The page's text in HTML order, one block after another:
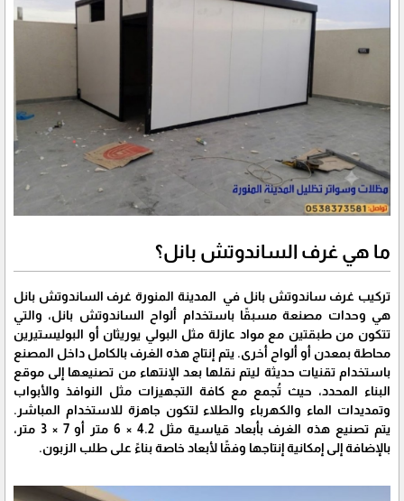
ما هي غرف الساندوتش بانل؟
تركيب غرف ساندوتش بانل في المدينة المنورة غرف الساندوتش بانل
هي وحدات مصنعة مسبقًا باستخدام ألواح الساندوتش بانل، والتي
تتكون من طبقتين مع مواد عازلة مثل البولي يوريثان أو البوليستيرين
محاطة بمعدن أو ألواح أخرى. يتم إنتاج هذه الغرف بالكامل داخل المصنع
باستخدام تقنيات حديثة ليتم نقلها بعد الإنتهاء من تصنيعها إلى موقع
البناء المحدد، حيث تُجمع مع كافة التجهيزات مثل النوافذ والأبواب
وتمديدات الماء والكهرباء والطلاء لتكون جاهزة للاستخدام المباشر.
يتم تصنيع هذه الغرف بأبعاد قياسية مثل 4.2 × 6 متر أو 7 × 3 متر،
بالإضافة إلى إمكانية إنتاجها وفقًا لأبعاد خاصة بناءً على طلب الزبون.